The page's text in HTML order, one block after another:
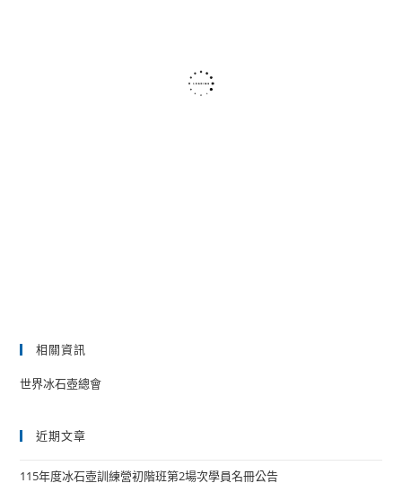
相關資訊
世界冰石壺總會
近期文章
115年度冰石壺訓練營初階班第2場次學員名冊公告